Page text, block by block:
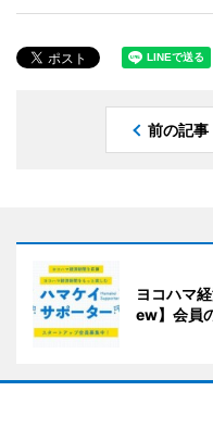
前の記事
ヨコハマ
ew】会員